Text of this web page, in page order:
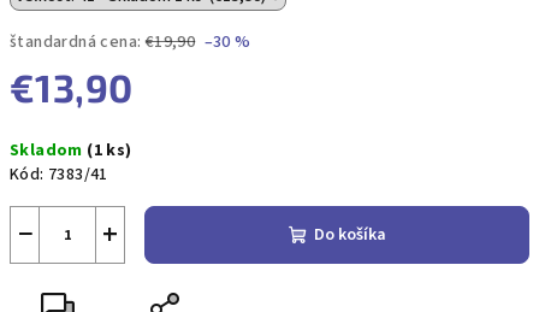
štandardná cena: €19,90 –30 %
€13,90
cena:
Skladom (1 ks)
Kód: 7383/41
+
− Do košíka